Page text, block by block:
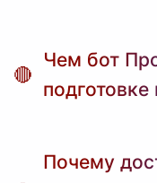
задачам,
ответы.
Чем бот
Почему